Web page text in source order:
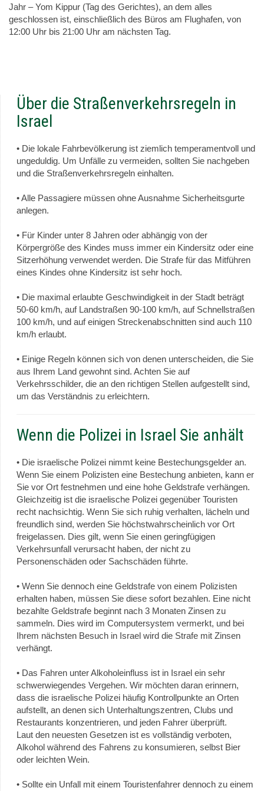
Jahr – Yom Kippur (Tag des Gerichtes), an dem alles
geschlossen ist, einschließlich des Büros am Flughafen, von
12:00 Uhr bis 21:00 Uhr am nächsten Tag.
Über die Straßenverkehrsregeln in
Israel
• Die lokale Fahrbevölkerung ist ziemlich temperamentvoll und
ungeduldig. Um Unfälle zu vermeiden, sollten Sie nachgeben
und die Straßenverkehrsregeln einhalten.
• Alle Passagiere müssen ohne Ausnahme Sicherheitsgurte
anlegen.
• Für Kinder unter 8 Jahren oder abhängig von der
Körpergröße des Kindes muss immer ein Kindersitz oder eine
Sitzerhöhung verwendet werden. Die Strafe für das Mitführen
eines Kindes ohne Kindersitz ist sehr hoch.
• Die maximal erlaubte Geschwindigkeit in der Stadt beträgt
50-60 km/h, auf Landstraßen 90-100 km/h, auf Schnellstraßen
100 km/h, und auf einigen Streckenabschnitten sind auch 110
km/h erlaubt.
• Einige Regeln können sich von denen unterscheiden, die Sie
aus Ihrem Land gewohnt sind. Achten Sie auf
Verkehrsschilder, die an den richtigen Stellen aufgestellt sind,
um das Verständnis zu erleichtern.
Wenn die Polizei in Israel Sie anhält
• Die israelische Polizei nimmt keine Bestechungsgelder an.
Wenn Sie einem Polizisten eine Bestechung anbieten, kann er
Sie vor Ort festnehmen und eine hohe Geldstrafe verhängen.
Gleichzeitig ist die israelische Polizei gegenüber Touristen
recht nachsichtig. Wenn Sie sich ruhig verhalten, lächeln und
freundlich sind, werden Sie höchstwahrscheinlich vor Ort
freigelassen. Dies gilt, wenn Sie einen geringfügigen
Verkehrsunfall verursacht haben, der nicht zu
Personenschäden oder Sachschäden führte.
• Wenn Sie dennoch eine Geldstrafe von einem Polizisten
erhalten haben, müssen Sie diese sofort bezahlen. Eine nicht
bezahlte Geldstrafe beginnt nach 3 Monaten Zinsen zu
sammeln. Dies wird im Computersystem vermerkt, und bei
Ihrem nächsten Besuch in Israel wird die Strafe mit Zinsen
verhängt.
• Das Fahren unter Alkoholeinfluss ist in Israel ein sehr
schwerwiegendes Vergehen. Wir möchten daran erinnern,
dass die israelische Polizei häufig Kontrollpunkte an Orten
aufstellt, an denen sich Unterhaltungszentren, Clubs und
Restaurants konzentrieren, und jeden Fahrer überprüft.
Laut den neuesten Gesetzen ist es vollständig verboten,
Alkohol während des Fahrens zu konsumieren, selbst Bier
oder leichten Wein.
• Sollte ein Unfall mit einem Touristenfahrer dennoch zu einem